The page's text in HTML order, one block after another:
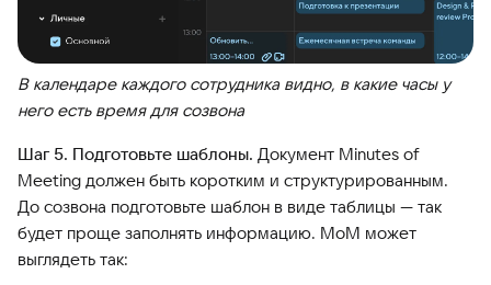
В календаре каждого сотрудника видно, в какие часы у
него есть время для созвона
Шаг 5. Подготовьте шаблоны. Документ Minutes of
Meeting должен быть коротким и структурированным.
До созвона подготовьте шаблон в виде таблицы — так
будет проще заполнять информацию. MoM может
выглядеть так: